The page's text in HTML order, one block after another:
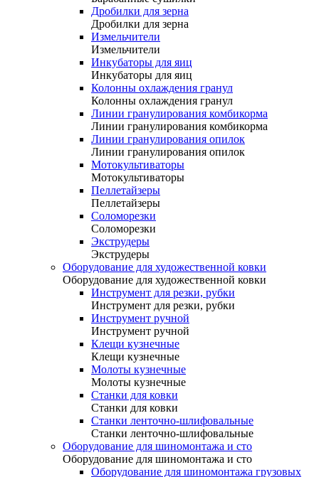
Дробилки для зерна
Дробилки для зерна
Измельчители
Измельчители
Инкубаторы для яиц
Инкубаторы для яиц
Колонны охлаждения гранул
Колонны охлаждения гранул
Линии гранулирования комбикорма
Линии гранулирования комбикорма
Линии гранулирования опилок
Линии гранулирования опилок
Мотокультиваторы
Мотокультиваторы
Пеллетайзеры
Пеллетайзеры
Соломорезки
Соломорезки
Экструдеры
Экструдеры
Оборудование для художественной ковки
Оборудование для художественной ковки
Инструмент для резки, рубки
Инструмент для резки, рубки
Инструмент ручной
Инструмент ручной
Клещи кузнечные
Клещи кузнечные
Молоты кузнечные
Молоты кузнечные
Станки для ковки
Станки для ковки
Станки ленточно-шлифовальные
Станки ленточно-шлифовальные
Оборудование для шиномонтажа и сто
Оборудование для шиномонтажа и сто
Оборудование для шиномонтажа грузовых